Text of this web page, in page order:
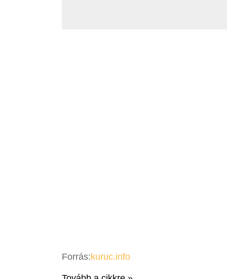
Forrás:kuruc.info